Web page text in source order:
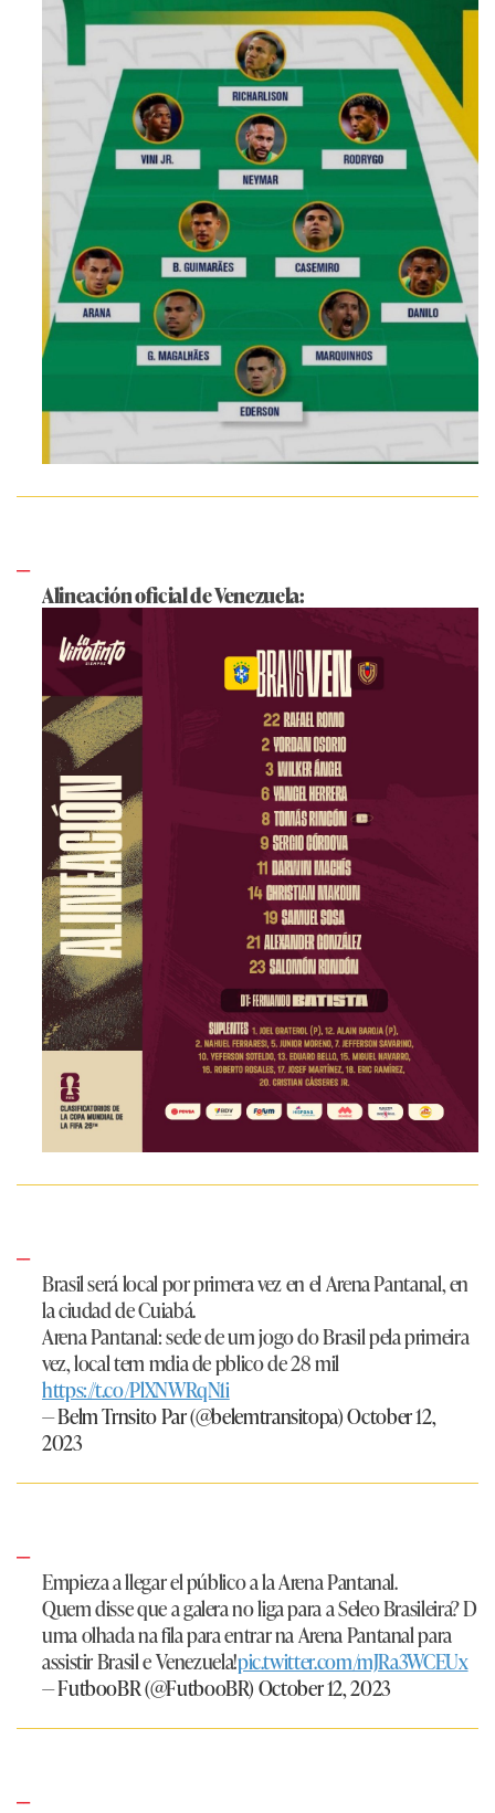
Alineación oficial de Venezuela:
Brasil será local por primera vez en el Arena Pantanal, en
la ciudad de Cuiabá.
Arena Pantanal: sede de um jogo do Brasil pela primeira
vez, local tem mdia de pblico de 28 mil
https://t.co/PlXNWRqN1i
— Belm Trnsito Par (@belemtransitopa)October 12,
2023
Empieza a llegar el público a la Arena Pantanal.
Quem disse que a galera no liga para a Seleo Brasileira? D
uma olhada na fila para entrar na Arena Pantanal para
assistir Brasil e Venezuela!pic.twitter.com/mJRa3WCEUx
— FutbooBR (@FutbooBR)October 12, 2023